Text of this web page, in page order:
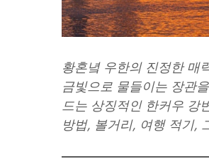
황혼녘 우한의 진정한 매
금빛으로 물들이는 장관
드는 상징적인 한커우 강
방법, 볼거리, 여행 적기,